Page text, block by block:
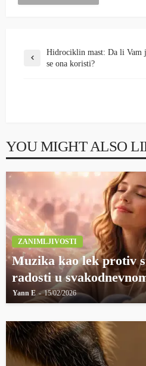
Hidrociklin mast: Da li Vam
se ona koristi?
YOU MIGHT ALSO
ZANIMLJIVOSTI
Muzika kao lek protiv
radosti u
Yann E 15/02/2026